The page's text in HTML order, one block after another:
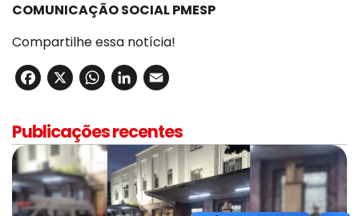
COMUNICAÇÃO SOCIAL PMESP
Compartilhe essa notícia!
Facebook
X WhatsApp
LinkedIn
Publicações recentes